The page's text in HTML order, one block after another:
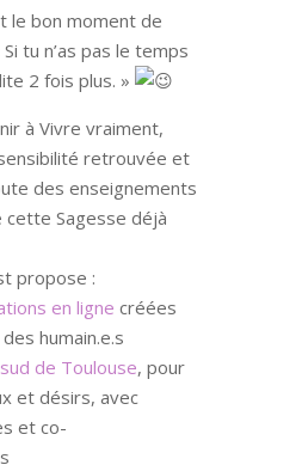
le bon moment de
tu n’as pas le temps
2 fois plus. »
à Vivre vraiment,
retrouvée et
des enseignements
cette Sagesse déjà
propose :
en ligne créées
humain.e.s
de Toulouse, pour
et désirs, avec
et co-